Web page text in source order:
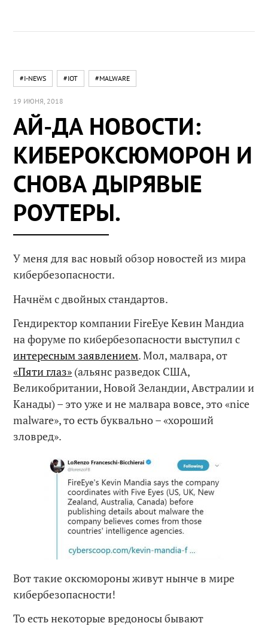
#I-NEWS #IOT #MALWARE
19 ИЮНЯ, 2018
АЙ-ДА НОВОСТИ:
КИБЕРОКСЮМОРОН И
СНОВА ДЫРЯВЫЕ
РОУТЕРЫ.
У меня для вас новый обзор новостей из мира
кибербезопасности.
Начнём с двойных стандартов.
Гендиректор компании FireEye Кевин Мандиа
на форуме по кибербезопасности выступил с
интересным заявлением. Мол, малвара, от
«Пяти глаз» (альянс разведок США,
Великобритании, Новой Зеландии, Австралии и
Канады) – это уже и не малвара вовсе, это «nice
malware», то есть буквально – «хороший
зловред».
Вот такие оксюмороны живут нынче в мире
кибербезопасности!
То есть некоторые вредоносы бывают